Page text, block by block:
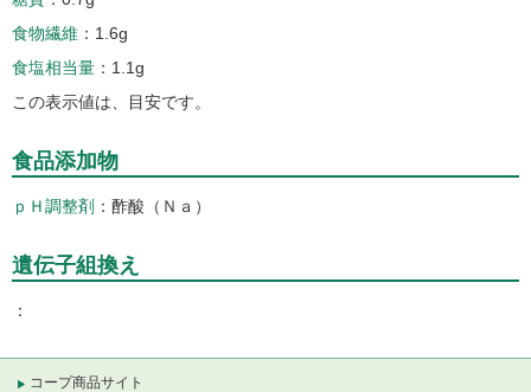
食物繊維
1.6g
食塩相当量
1.1g
この表示値は、目安です。
食品添加物
ｐＨ調整剤 酢酸（Ｎａ）
遺伝子組換え
コープ商品サイト